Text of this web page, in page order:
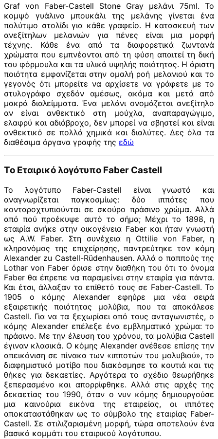
Graf von Faber-Castell Stone Gray μελάνι 75ml. Το
κομψό γυάλινο μπουκάλι της μελάνης γίνεται ένα
πολύτιμο στολίδι για κάθε γραφείο. Η κατασκευή των
ανεξίτηλων μελανιών για πένες είναι μια μορφή
τέχνης. Κάθε ένα από τα διαφορετικά ζωντανά
χρώματα που εμπνέονται από τη φύση απαιτεί τη δική
του φόρμουλα και τα υλικά υψηλής ποιότητας. Η άριστη
ποιότητα εμφανίζεται στην ομαλή ροή μελανιού και το
γεγονός ότι μπορείτε να αρχίσετε να γράφετε με το
στυλογράφο σχεδόν αμέσως, ακόμα και μετά από
μακρά διαλείμματα. Ένα μελάνι ονομάζεται ανεξίτηλο
αν είναι ανθεκτικό στη μούχλα, αναπαραγώγιμο,
ελαφρύ και αδιάβροχο, δεν μπορεί να σβηστεί και είναι
ανθεκτικό σε πολλά χημικά και διαλύτες. Δες όλα τα
διαθέσιμα όργανα γραφής της εδώ
Το Εταιρικό λογότυπο Faber Castell
Το λογότυπο Faber-Castell είναι γνωστό και
αναγνωρίζεται παγκοσμίως: δύο ιππότες που
κονταροχτυπιούνται σε σκούρο πράσινο χρώμα. Αλλά
από πού προέκυψε αυτό το σήμα; Μέχρι το 1898, η
εταιρία ανήκε στην οικογένεια Faber και ήταν γνωστή
ως A.W. Faber. Στη συνέχεια η Ottilie von Faber, η
κληρονόμος της επιχείρησης, παντρεύτηκε τον κόμη
Alexander zu Castell-Rüdenhausen. Αλλά ο παππούς της
Lothar von Faber όρισε στην διαθήκη του ότι το όνομα
Faber θα έπρεπε να παραμείνει στην εταιρία για πάντα.
Και έτσι, άλλαξαν το επίθετό τους σε Faber-Castell. Το
1905 ο κόμης Alexander εφηύρε μια νέα σειρά
εξαιρετικής ποιότητας μολύβια, που τα αποκάλεσε
Castell. Για να τα ξεχωρίσει από τους ανταγωνιστές, ο
κόμης Alexander επέλεξε ένα εμβληματικό χρώμα: το
πράσινο. Με την έλευση του χρόνου, τα μολύβια Castell
έγιναν κλασικά. Ο κόμης Alexander ανέθεσε επίσης την
απεικόνιση σε πίνακα των «ιπποτών του μολυβιού», το
διαφημιστικό μοτίβο που διακόσμησε τα κουτιά και τις
θήκες για δεκαετίες. Αργότερα το σχέδιο θεωρήθηκε
ξεπερασμένο και απορρίφθηκε. Αλλά στις αρχές της
δεκαετίας του 1990, όταν ο νυν κόμης δημιουργούσε
μια καινούρια εικόνα της εταιρείας, οι ιππότες
αποκαταστάθηκαν ως το σύμβολο της εταιρίας Faber-
Castell. Σε στιλιζαρισμένη μορφή, τώρα αποτελούν ένα
βασικό κομμάτι του εταιρικού λογότυπου.